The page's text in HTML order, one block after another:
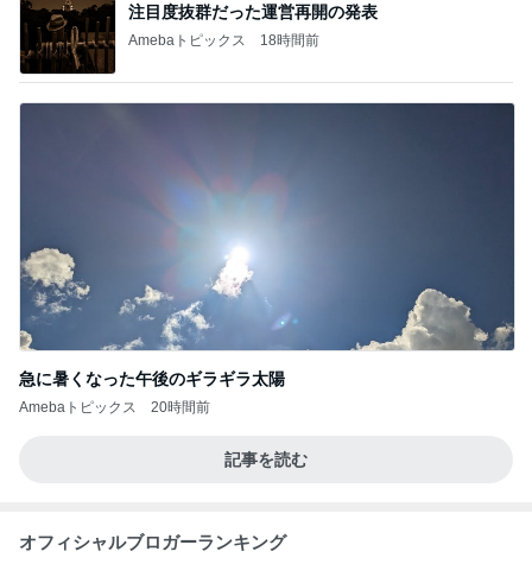
注目度抜群だった運営再開の発表
Amebaトピックス 18時間前
急に暑くなった午後のギラギラ太陽
Amebaトピックス 20時間前
記事を読む
オフィシャルブロガーランキング